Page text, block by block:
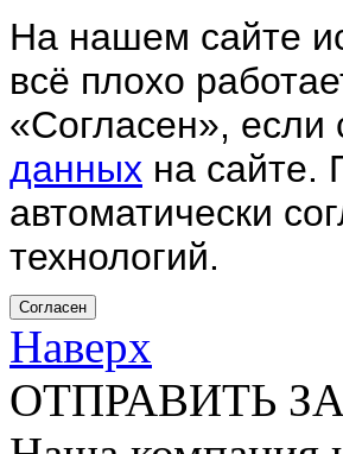
На нашем сайте
всё плохо
«Согласен», если
данных на сайте.
автоматически
технологий.
Согласен
Наверх
ОТПРАВИТЬ